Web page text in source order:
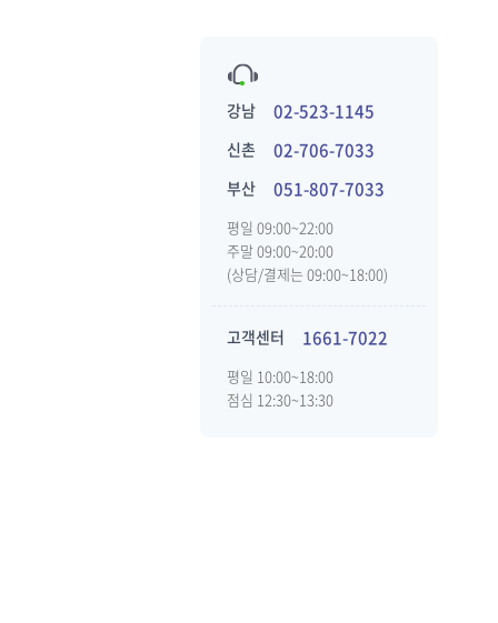
강남 02-523-1145
신촌 02-706-7033
부산 051-807-7033
평일 09:00~22:00
주말 09:00~20:00
(상담/결제는 09:00~18:00)
고객센터 1661-7022
평일 10:00~18:00
점심 12:30~13:30